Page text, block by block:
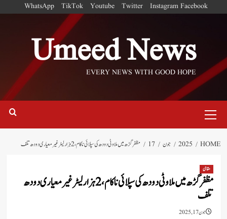
Facebook
Instagram
Twitter
Youtube
TikTok
WhatsApp
Umeed News
EVERY NEWS WITH GOOD HOPE
Menu
HOME
2025 جون 17 مظفرگڑھ میں ملاوٹی دودھ کی سپلائی ناکام، 2 ہزار لیٹر غیر معیاری دودھ تلف
مقامی
مظفرگڑھ میں ملاوٹی دودھ کی سپلائی ناکام، 2 ہزار لیٹر غیر معیاری دودھ
تلف
جون 17, 2025